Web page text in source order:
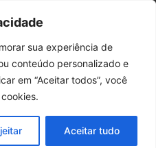
sua experiência de
conteúdo personalizado e
em “Aceitar todos”, você
Aceitar tudo